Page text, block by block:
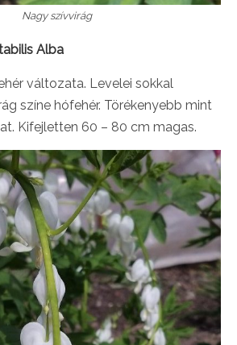
Nagy szívvirág
Alba
változata. Levelei sokkal
színe hófehér. Törékenyebb mint
Kifejletten 60 – 80 cm magas.